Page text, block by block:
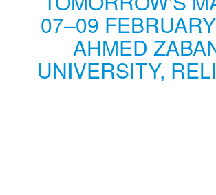
07–09
AHMED
UNIVERSITY,